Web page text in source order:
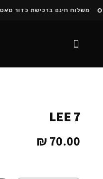
משלוח חינם ברכישת כדור טאטו
LEE 7
70.00
₪